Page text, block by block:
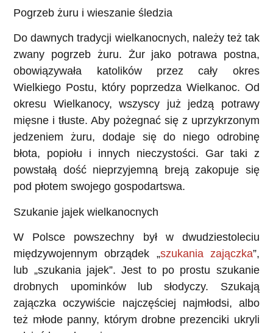
Pogrzeb żuru i wieszanie śledzia
Do dawnych tradycji wielkanocnych, należy też tak
zwany pogrzeb żuru. Żur jako potrawa postna,
obowiązywała katolików przez cały okres
Wielkiego Postu, który poprzedza Wielkanoc. Od
okresu Wielkanocy, wszyscy już jedzą potrawy
mięsne i tłuste. Aby pożegnać się z uprzykrzonym
jedzeniem żuru, dodaje się do niego odrobinę
błota, popiołu i innych nieczystości. Gar taki z
powstałą dość nieprzyjemną breją zakopuje się
pod płotem swojego gospodartswa.
Szukanie jajek wielkanocnych
W Polsce powszechny był w dwudziestoleciu
międzywojennym obrządek „szukania zajączka”,
lub „szukania jajek”. Jest to po prostu szukanie
drobnych upominków lub słodyczy. Szukają
zajączka oczywiście najczęściej najmłodsi, albo
też młode panny, którym drobne prezenciki ukryli